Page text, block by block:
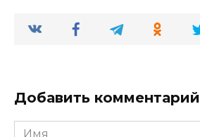
Добавить комментарий
Имя